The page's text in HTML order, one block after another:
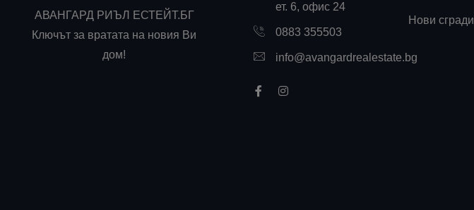
АВАНГАРД РИЪЛ ЕСТЕЙТ.БГ
Ключът за вратата на новия Ви
дом!
ет. 6, офис 24
0883 355503
info@avangardrealestate.bg
Нови сгради